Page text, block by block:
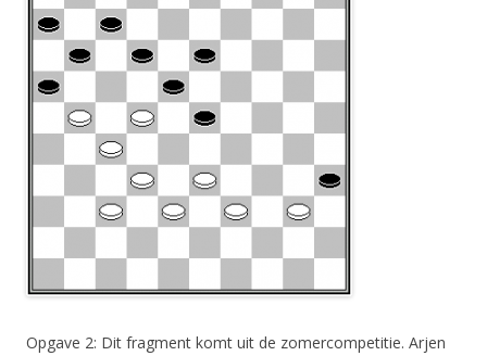
Opgave 2: Dit fragment komt uit de zomercompetitie. Arjen